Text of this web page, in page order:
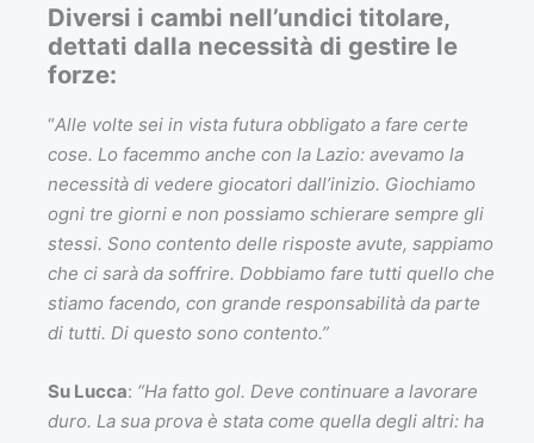
Diversi i cambi nell’undici titolare,
dettati dalla necessità di gestire le
forze:
“Alle volte sei in vista futura obbligato a fare certe
cose. Lo facemmo anche con la Lazio: avevamo la
necessità di vedere giocatori dall’inizio. Giochiamo
ogni tre giorni e non possiamo schierare sempre gli
stessi. Sono contento delle risposte avute, sappiamo
che ci sarà da soffrire. Dobbiamo fare tutti quello che
stiamo facendo, con grande responsabilità da parte
di tutti. Di questo sono contento.”
Su Lucca: “Ha fatto gol. Deve continuare a lavorare
duro. La sua prova è stata come quella degli altri: ha